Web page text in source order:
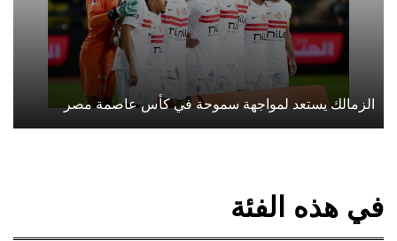
الزمالك يستعد لمواجهة سموحة في كأس عاصمة مصر
في هذه الفئة